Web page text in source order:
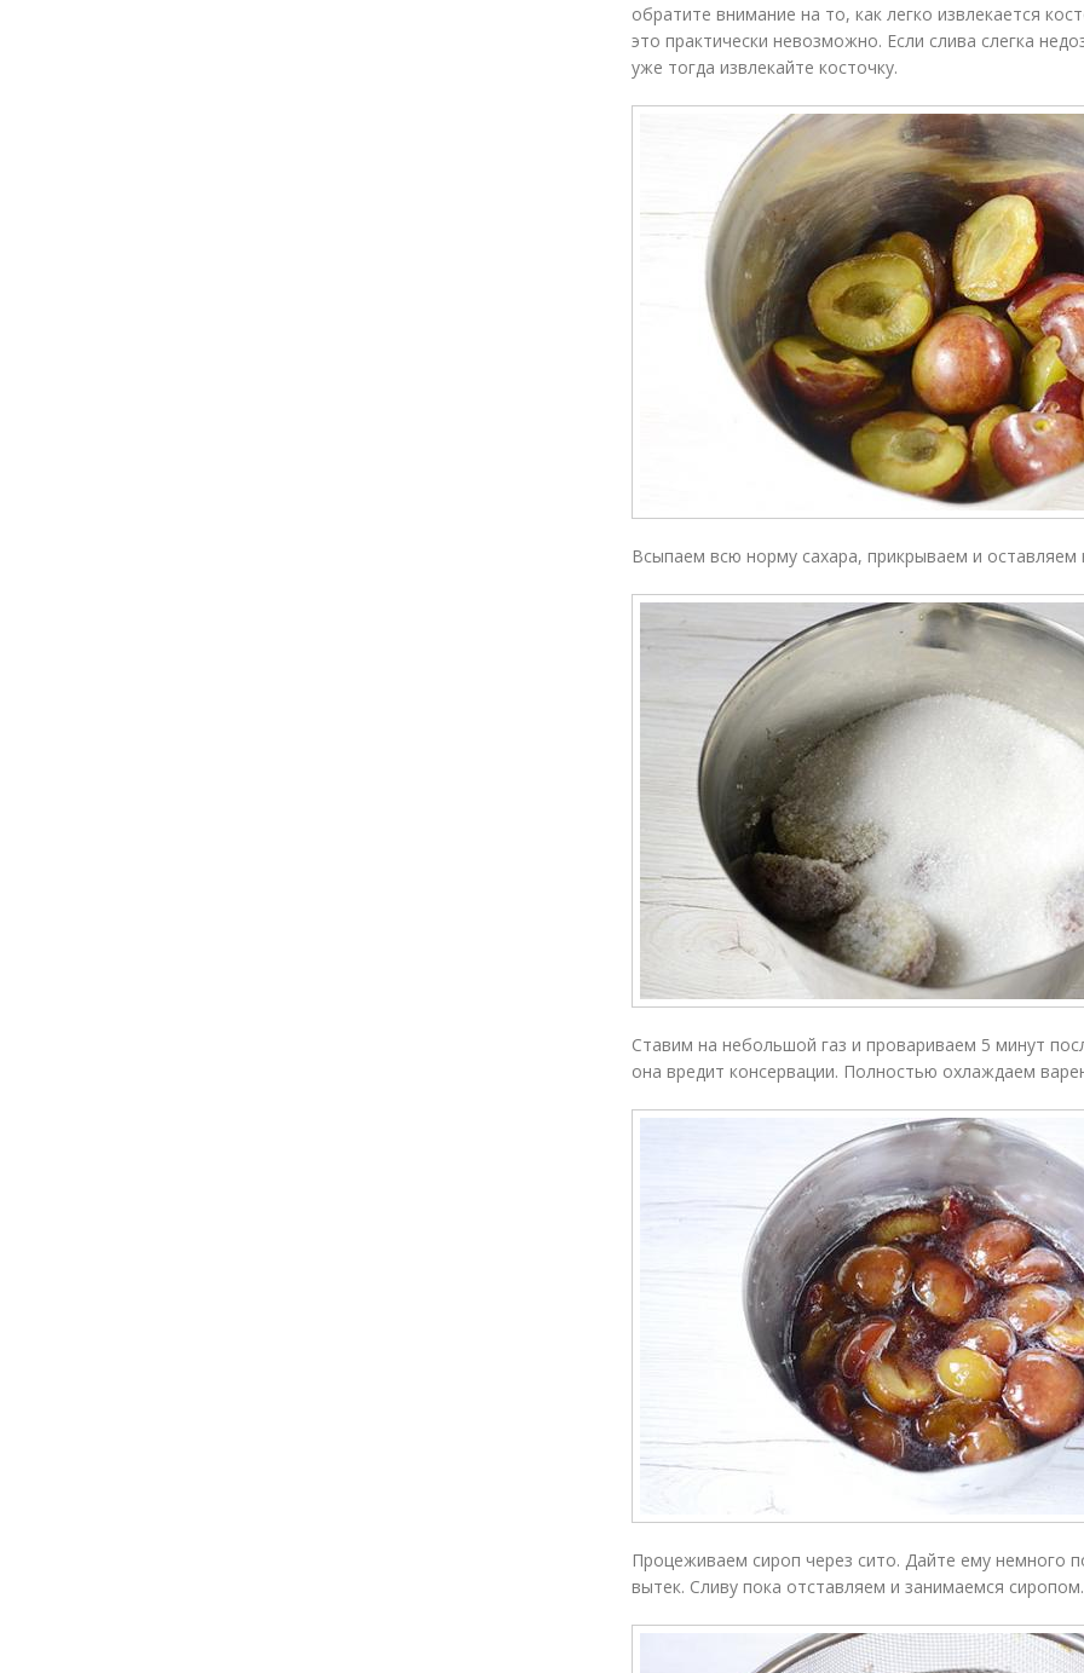
обратите внимание на то, как легко извлекается
это практически невозможно. Если слива слегка
уже тогда извлекайте косточку.
Всыпаем всю норму сахара, прикрываем и оставляем
Ставим на небольшой газ и провариваем 5 минут
она вредит консервации. Полностью охлаждаем
Процеживаем сироп через сито. Дайте ему немного
вытек. Сливу пока отставляем и занимаемся сиропом.